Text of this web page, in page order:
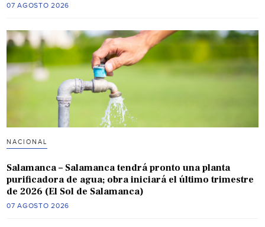
07 AGOSTO 2026
NACIONAL
Salamanca – Salamanca tendrá pronto una planta
purificadora de agua; obra iniciará el último trimestre
de 2026 (El Sol de Salamanca)
07 AGOSTO 2026